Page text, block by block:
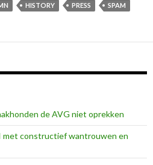
HISTORY PRESS SPAM
de AVG niet oprekken
met constructief wantrouwen en